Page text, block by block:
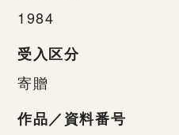
1984
受入区分
寄贈
作品／資料番号